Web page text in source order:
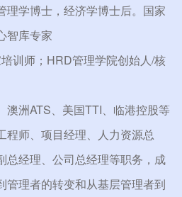
理学博士，经济学博士后。国家
智库专家
训师；HRD管理学院创始人/核
澳洲ATS、美国TTI、临港控股等
程师、项目经理、人力资源总
总经理、公司总经理等职务，成
管理者的转变和从基层管理者到